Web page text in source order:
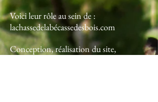
Voici leur rôle au sein de :
lachassedelabécassedesbois.com
Conception, réalisation du site,